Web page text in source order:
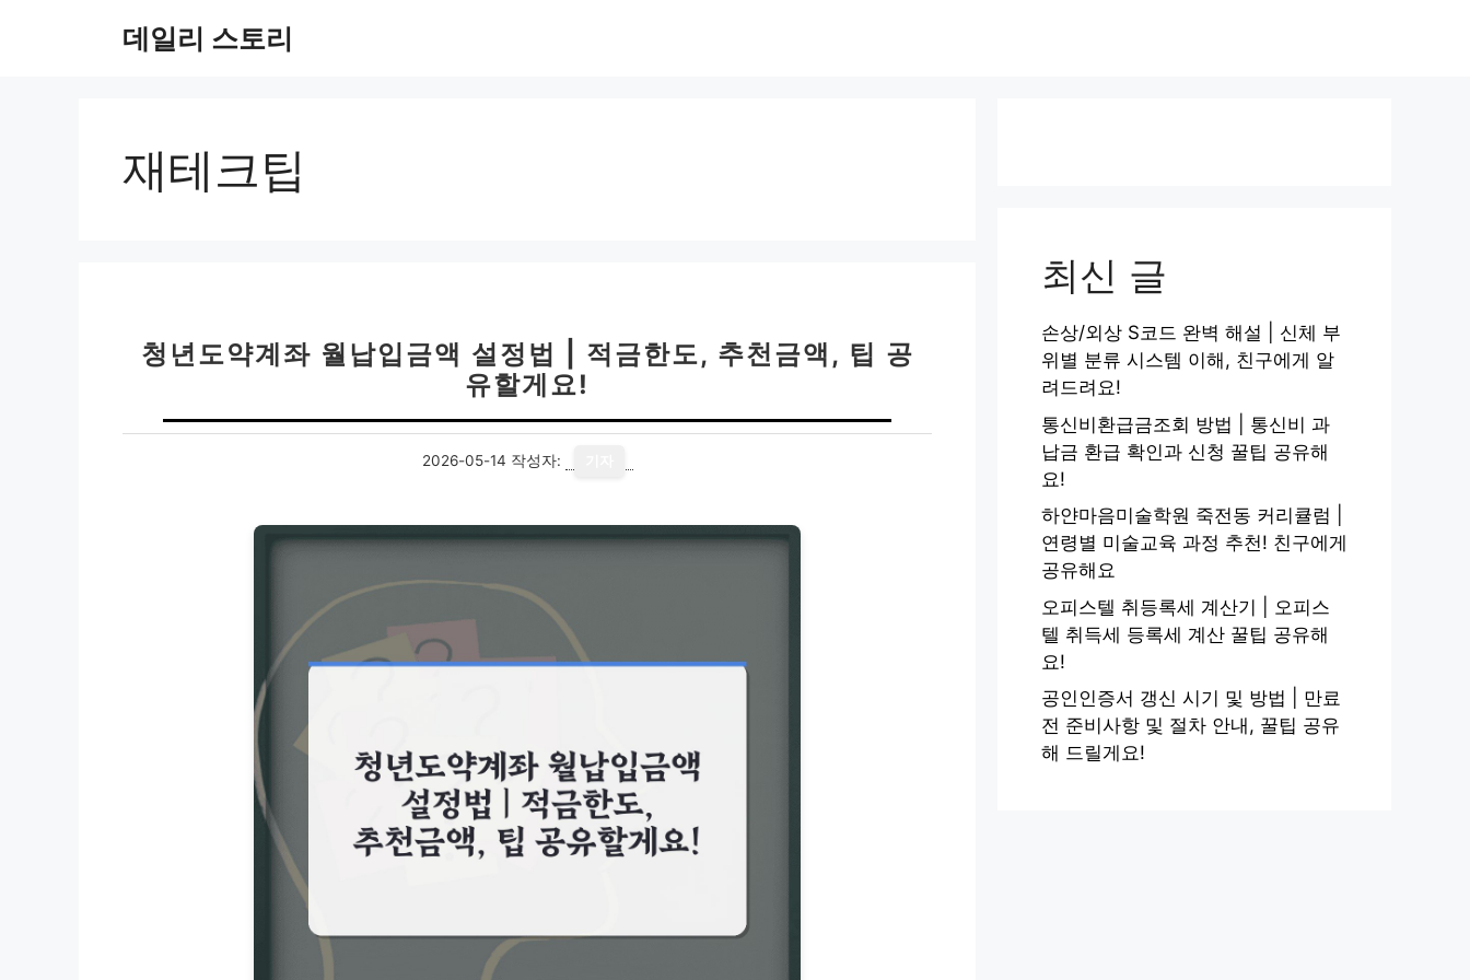
데일리 스토리
재테크팁
청년도약계좌 월납입금액 설정법 | 적금한도, 추천금액, 팁 공
유할게요!
2026-05-14 작성자:
최신 글
손상/외상 S코드 완벽 해설 | 신체 부
위별 분류 시스템 이해, 친구에게 알
려드려요!
통신비환급금조회 방법 | 통신비 과
납금 환급 확인과 신청 꿀팁 공유해
요!
하얀마음미술학원 죽전동 커리큘럼 |
연령별 미술교육 과정 추천! 친구에게
공유해요
오피스텔 취등록세 계산기 | 오피스
텔 취득세 등록세 계산 꿀팁 공유해
요!
공인인증서 갱신 시기 및 방법 | 만료
전 준비사항 및 절차 안내, 꿀팁 공유
해 드릴게요!